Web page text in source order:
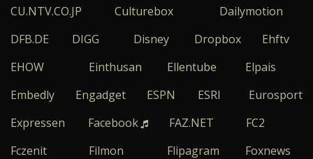
CU.NTV.CO.JP
Culturebox
Dailymotion
DFB.DE
DIGG Disney Dropbox
Ehftv
EHOW
Einthusan Ellentube
Elpais
Embedly
Engadget ESPN ESRI
Eurosport
Expressen
Facebook FAZ.NET
FC2
Fczenit
Filmon Flipagram
Foxnews